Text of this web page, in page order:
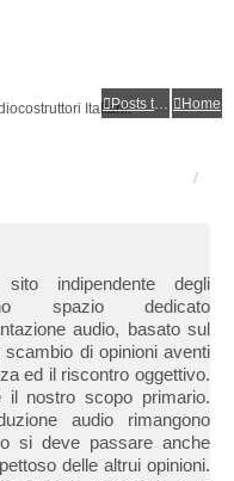
Posts toplist
Home
indipendente degli
spazio dedicato
audio, basato sul
di opinioni aventi
ed il riscontro oggettivo.
il nostro scopo primario.
audio rimangono
si deve passare anche
delle altrui opinioni.